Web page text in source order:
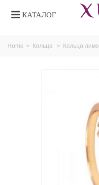
КАТАЛОГ
Home > Кольца > Кольцо